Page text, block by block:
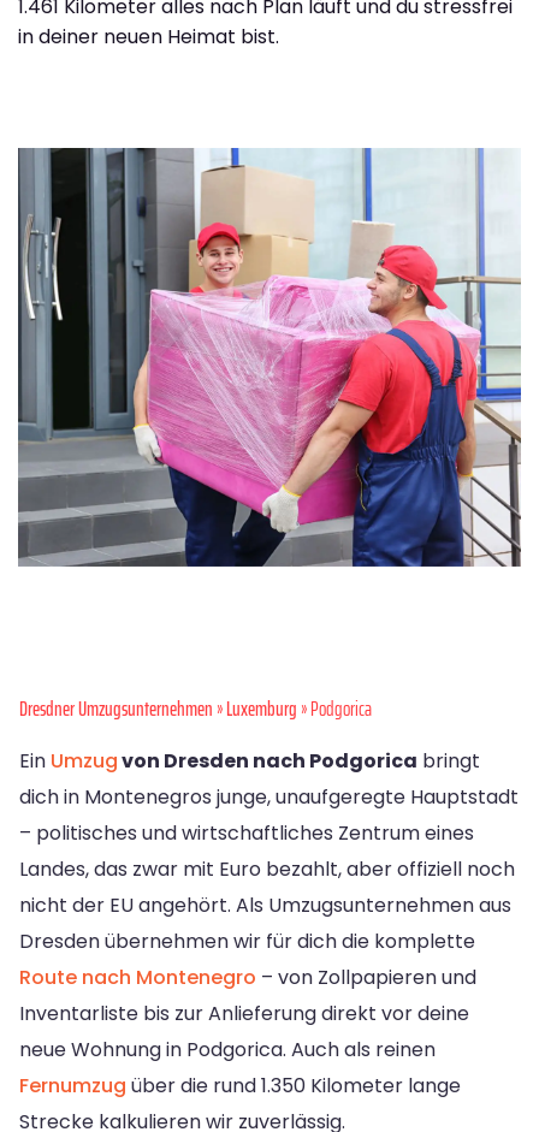
1.461 Kilometer alles nach Plan läuft und du stressfrei
in deiner neuen Heimat bist.
Dresdner Umzugsunternehmen»Luxemburg» Podgorica
Ein Umzugvon Dresden nach Podgorica bringt
dich in Montenegros junge, unaufgeregte Hauptstadt
– politisches und wirtschaftliches Zentrum eines
Landes, das zwar mit Euro bezahlt, aber offiziell noch
nicht der EU angehört. Als Umzugsunternehmen aus
Dresden übernehmen wir für dich die komplette
Route nach Montenegro – von Zollpapieren und
Inventarliste bis zur Anlieferung direkt vor deine
neue Wohnung in Podgorica. Auch als reinen
Fernumzug über die rund 1.350 Kilometer lange
Strecke kalkulieren wir zuverlässig.